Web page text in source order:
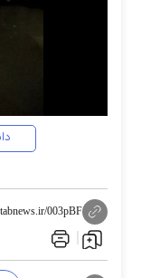
003pBF